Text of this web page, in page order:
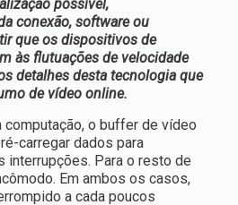
possível,
conexão, software ou
que os dispositivos de
às flutuações de velocidade
detalhes desta tecnologia que
de vídeo online.
o buffer de vídeo
carregar dados para
interrupções. Para o resto de
Em ambos os casos,
a cada poucos